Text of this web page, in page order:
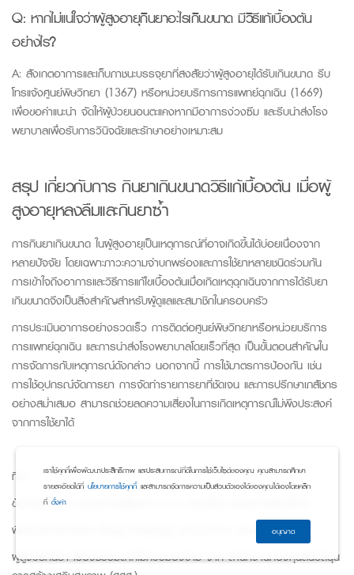
Q: หากไม่แน่ใจว่าผู้สูงอายุกินยาอะไรเกินขนาด มีวิธีแก้เบื้องต้น
อย่างไร?
A: สังเกตอาการและเก็บภาชนะบรรจุยาที่สงสัยว่าผู้สูงอายุได้รับเกินขนาด รีบ
โทรแจ้งศูนย์พิษวิทยา (1367) หรือหน่วยบริการการแพทย์ฉุกเฉิน (1669)
เพื่อขอคำแนะนำ จัดให้ผู้ป่วยนอนตะแคงหากมีอาการง่วงซึม และรีบนำส่งโรง
พยาบาลเพื่อรับการวินิจฉัยและรักษาอย่างเหมาะสม
สรุป เกี่ยวกับการ กินยาเกินขนาดวิธีแก้เบื้องต้น เมื่อผู้
สูงอายุหลงลืมและกินยาซ้ำ
การกินยาเกินขนาด ในผู้สูงอายุเป็นเหตุการณ์ที่อาจเกิดขึ้นได้บ่อยเนื่องจาก
หลายปัจจัย โดยเฉพาะภาวะความจำบกพร่องและการใช้ยาหลายชนิดร่วมกัน
การเข้าใจถึงอาการและวิธีการแก้ไขเบื้องต้นเมื่อเกิดเหตุฉุกเฉินจากการได้รับยา
เกินขนาดจึงเป็นสิ่งสำคัญสำหรับผู้ดูแลและสมาชิกในครอบครัว
การประเมินอาการอย่างรวดเร็ว การติดต่อศูนย์พิษวิทยาหรือหน่วยบริการ
การแพทย์ฉุกเฉิน และการนำส่งโรงพยาบาลโดยเร็วที่สุด เป็นขั้นตอนสำคัญใน
การจัดการกับเหตุการณ์ดังกล่าว นอกจากนี้ การใช้มาตรการป้องกัน เช่น
การใช้อุปกรณ์จัดการยา การจัดทำรายการยาที่ชัดเจน และการปรึกษาเภสัชกร
อย่างสม่ำเสมอ สามารถช่วยลดความเสี่ยงในการเกิดเหตุการณ์ไม่พึงประสงค์
จากการใช้ยาได้
ที่มา
ข้อควรระวัง การกินยาในผู้สูงอายุ จาก
พิษจากยารักษาโรค
กรมควบคุมโรค
ผู้สูงวัยกินยา เรื่องธรรมดาที่ไม่ควรมองข้าม จากสำนักงานกองทุนสนับสนุน
เราใช้คุกกี้เพื่อพัฒนาประสิทธิภาพ และประสบการณ์ที่ดีในการใช้เว็บไซต์ของคุณ คุณสามารถศึกษา
รายละเอียดได้ที่ นโยบายการใช้คุกกี้ และสามารถจัดการความเป็นส่วนตัวเองได้ของคุณได้เองโดยคลิก
ที่ ตั้งค่า
อนุญาต